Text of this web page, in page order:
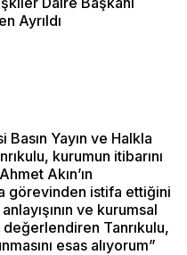
Yayın ve Halkla
kurumun itibarını
Akın’ın
görevinden istifa ettiğini
ve kurumsal
Tanrıkulu,
esas alıyorum”